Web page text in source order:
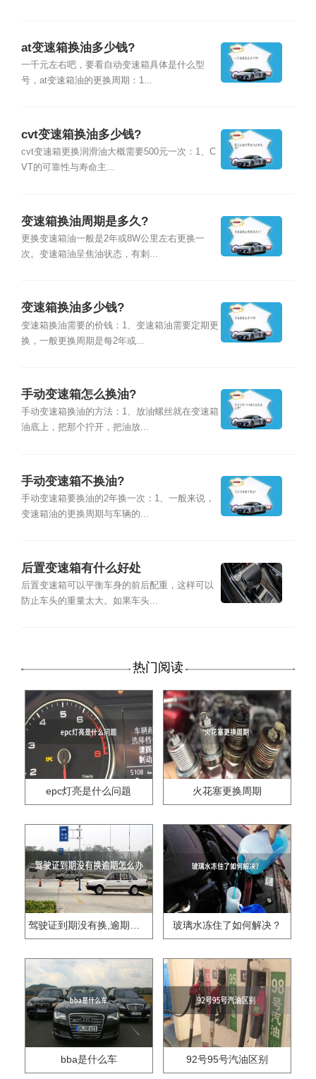
at变速箱换油多少钱?
一千元左右吧，要看自动变速箱具体是什么型
号，at变速箱油的更换周期：1...
cvt变速箱换油多少钱?
cvt变速箱更换润滑油大概需要500元一次：1、C
VT的可靠性与寿命主...
变速箱换油周期是多久?
更换变速箱油一般是2年或8W公里左右更换一
次。变速箱油呈焦油状态，有刺...
变速箱换油多少钱?
变速箱换油需要的价钱：1、变速箱油需要定期更
换，一般更换周期是每2年或...
手动变速箱怎么换油?
手动变速箱换油的方法：1、放油螺丝就在变速箱
油底上，把那个拧开，把油放...
手动变速箱不换油?
手动变速箱要换油的2年换一次：1、一般来说，
变速箱油的更换周期与车辆的...
后置变速箱有什么好处
后置变速箱可以平衡车身的前后配重，这样可以
防止车头的重量太大。如果车头...
热门阅读
epc灯亮是什么问题 火花塞更换周期
驾驶证到期没有换,逾期怎么办?? 玻璃水冻住了如何解决？
bba是什么车 92号95号汽油区别